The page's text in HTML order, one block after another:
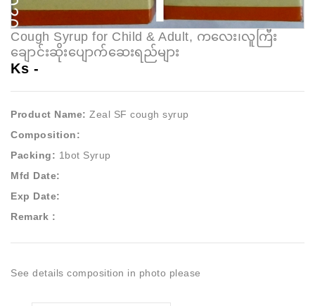
Cough Syrup for Child & Adult, ကလေး၊လူကြီး
ချောင်းဆိုးပျောက်ဆေးရည်များ
Ks -
Product Name: Zeal SF cough syrup
Composition:
Packing: 1bot Syrup
Mfd Date:
Exp Date:
Remark :
See details composition in photo please